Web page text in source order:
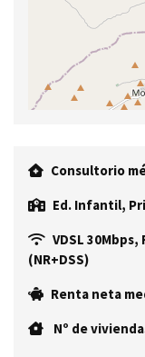
Consultorio
Ed. Infantil,
VDSL
(NR+DSS)
Renta neta
Nº de